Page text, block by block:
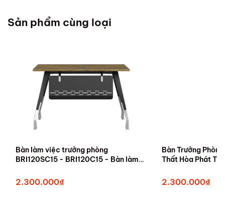
Sản phẩm cùng loại
Bàn làm việc trưởng phòng
BRI120SC15 - BRI120C15 - Bàn làm
Nam
2.300.000₫
Bàn Trưởng
Thất Hòa Phát
2.300.000₫